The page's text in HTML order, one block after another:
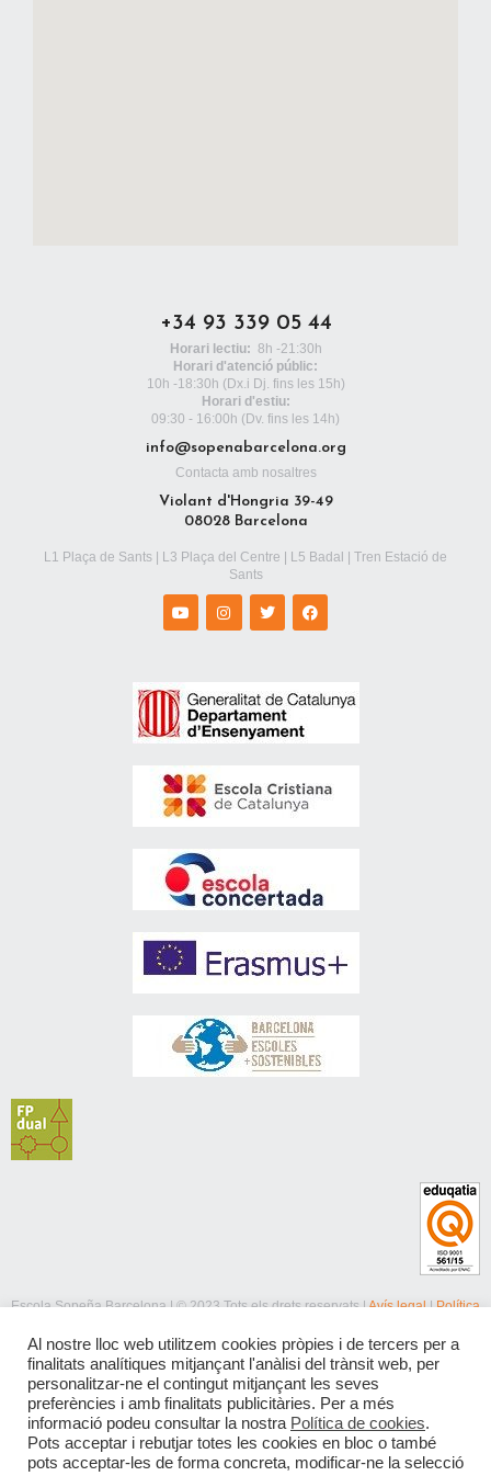
+34 93 339 05 44
Horari lectiu: 8h -21:30h
Horari d'atenció públic:
10h -18:30h (Dx.i Dj. fins les 15h)
Horari d'estiu:
09:30 - 16:00h (Dv. fins les 14h)
info@sopenabarcelona.org
Contacta amb nosaltres
Violant d'Hongria 39-49
08028 Barcelona
L1 Plaça de Sants | L3 Plaça del Centre | L5 Badal | Tren Estació de
Sants
Escola Sopeña Barcelona | © 2023 Tots els drets reservats |Avís legal|Política
Al nostre lloc web utilitzem cookies pròpies i de tercers per a
finalitats analítiques mitjançant l'anàlisi del trànsit web, per
personalitzar-ne el contingut mitjançant les seves
preferències i amb finalitats publicitàries. Per a més
informació podeu consultar la nostra Política de cookies.
Pots acceptar i rebutjar totes les cookies en bloc o també
pots acceptar-les de forma concreta, modificar-ne la selecció